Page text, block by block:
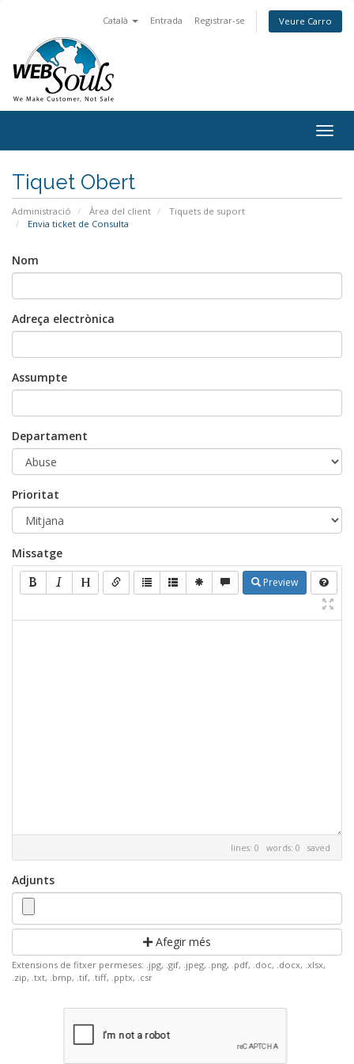
Català Entrada Registrar-se Veure Carro
Tiquet Obert
Administració Àrea del client
Tiquets de suport
Envia ticket de Consulta
Nom
Adreça electrònica
Assumpte
Departament
Prioritat
Missatge
Preview
lines: 0 words: 0 saved
Adjunts
Afegir més
Extensions de fitxer permeses: .jpg, .gif, .jpeg, .png, .pdf, .doc, .docx, .xlsx,
.zip, .txt, .bmp, .tif, .tiff, .pptx, .csr